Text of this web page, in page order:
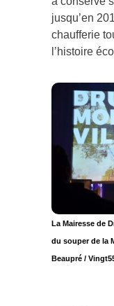
jusqu’en
chaufferie
l’histoire
La Mairesse de
du souper de la
Beaupré /